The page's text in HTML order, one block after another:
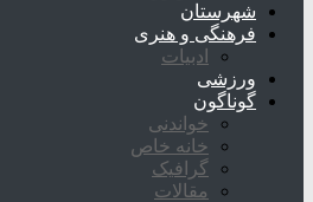
شهرستان
فرهنگی و هنری
ادبیات
ورزشی
گوناگون
خواندنی
خانه خاص
گرافیک
مقالات